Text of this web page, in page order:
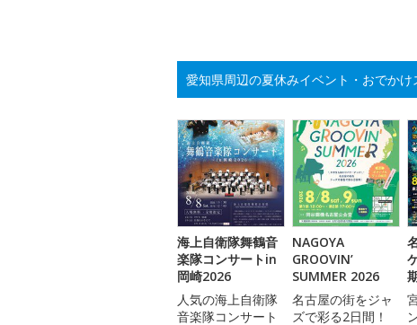
愛知県周辺の夏休みイベント・おでかけ
海上自衛隊舞鶴音
楽隊コンサートin
岡崎2026
人気の海上自衛隊
音楽隊コンサート
NAGOYA
GROOVIN’
SUMMER 2026
名古屋の街をジャ
ズで彩る2日間！